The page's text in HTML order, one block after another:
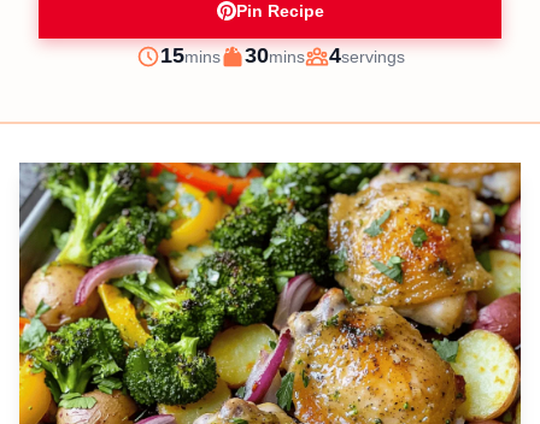
Pin Recipe
Prep
15minutes
mins
Cook
30minutes
mins
Servings
4servings